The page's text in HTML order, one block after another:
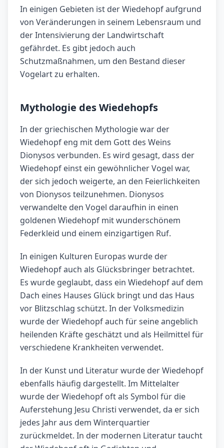
In einigen Gebieten ist der Wiedehopf aufgrund
von Veränderungen in seinem Lebensraum und
der Intensivierung der Landwirtschaft
gefährdet. Es gibt jedoch auch
Schutzmaßnahmen, um den Bestand dieser
Vogelart zu erhalten.
Mythologie des Wiedehopfs
In der griechischen Mythologie war der
Wiedehopf eng mit dem Gott des Weins
Dionysos verbunden. Es wird gesagt, dass der
Wiedehopf einst ein gewöhnlicher Vogel war,
der sich jedoch weigerte, an den Feierlichkeiten
von Dionysos teilzunehmen. Dionysos
verwandelte den Vogel daraufhin in einen
goldenen Wiedehopf mit wunderschönem
Federkleid und einem einzigartigen Ruf.
In einigen Kulturen Europas wurde der
Wiedehopf auch als Glücksbringer betrachtet.
Es wurde geglaubt, dass ein Wiedehopf auf dem
Dach eines Hauses Glück bringt und das Haus
vor Blitzschlag schützt. In der Volksmedizin
wurde der Wiedehopf auch für seine angeblich
heilenden Kräfte geschätzt und als Heilmittel für
verschiedene Krankheiten verwendet.
In der Kunst und Literatur wurde der Wiedehopf
ebenfalls häufig dargestellt. Im Mittelalter
wurde der Wiedehopf oft als Symbol für die
Auferstehung Jesu Christi verwendet, da er sich
jedes Jahr aus dem Winterquartier
zurückmeldet. In der modernen Literatur taucht